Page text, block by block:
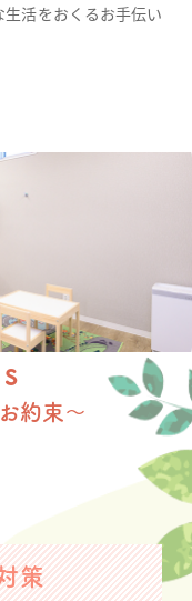
活をおくるお手伝い
約束〜
策